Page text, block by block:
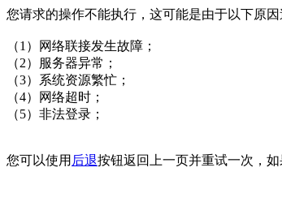
您请求的操作不能执行，这可能是由于以下原因
（1）网络联接发生故障；
（2）服务器异常；
（3）系统资源繁忙；
（4）网络超时；
（5）非法登录；
您可以使用 后退按钮返回上一页并重试一次，